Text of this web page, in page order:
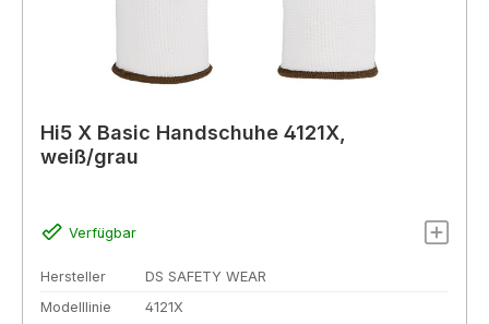
Hi5 X Basic Handschuhe 4121X,
weiß/grau
Verfügbar
Hersteller
DS SAFETY WEAR
Modelllinie
4121X